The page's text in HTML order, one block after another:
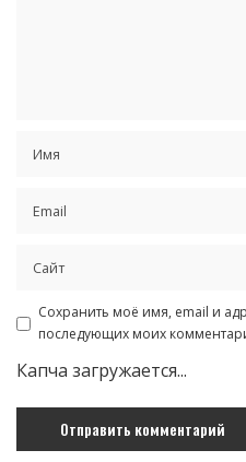
Сохранить моё имя, email и
последующих моих
Капча загружается...